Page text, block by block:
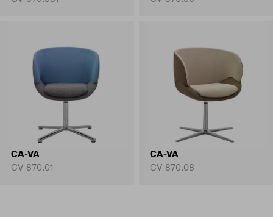
CA-VA
CV 870.01
CA-VA
CV 870.08